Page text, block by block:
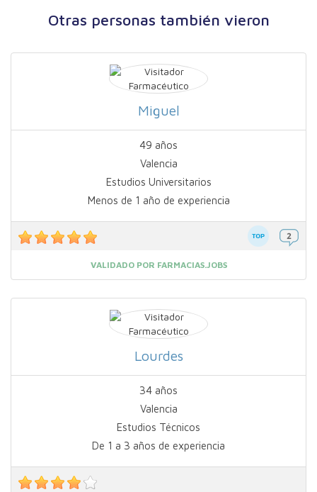
Otras personas también vieron
Miguel
49 años
Valencia
Estudios Universitarios
Menos de 1 año de experiencia
VALIDADO POR FARMACIAS.JOBS
Lourdes
34 años
Valencia
Estudios Técnicos
De 1 a 3 años de experiencia